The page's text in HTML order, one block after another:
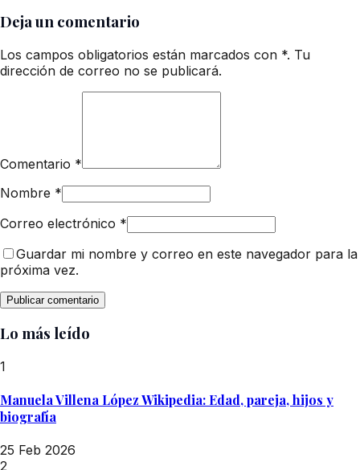
Deja un comentario
Los campos obligatorios están marcados con *. Tu
dirección de correo no se publicará.
Comentario *
Nombre *
Correo electrónico *
Guardar mi nombre y correo en este navegador para la
próxima vez.
Lo más leído
1
Manuela Villena López Wikipedia: Edad, pareja, hijos y
biografía
25 Feb 2026
2